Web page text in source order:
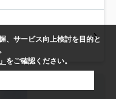
、サービス向上検討を目的と
をご確認ください。